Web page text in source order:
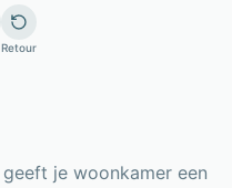
Retour
geeft je woonkamer een